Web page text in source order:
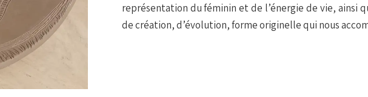
représentation du féminin et de l’énergie de vie, ainsi
de création, d’évolution, forme originelle qui nous